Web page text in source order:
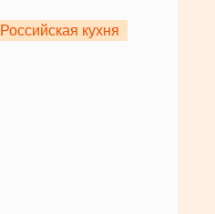
Российская кухня